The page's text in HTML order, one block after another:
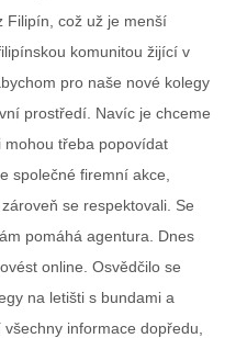
Filipín, což už je menší
komunitou žijící v
pro naše nové kolegy
prostředí. Navíc je chceme
mohou třeba popovídat
společné firemní akce,
se respektovali. Se
pomáhá agentura. Dnes
online. Osvědčilo se
na letišti s bundami a
informace dopředu,